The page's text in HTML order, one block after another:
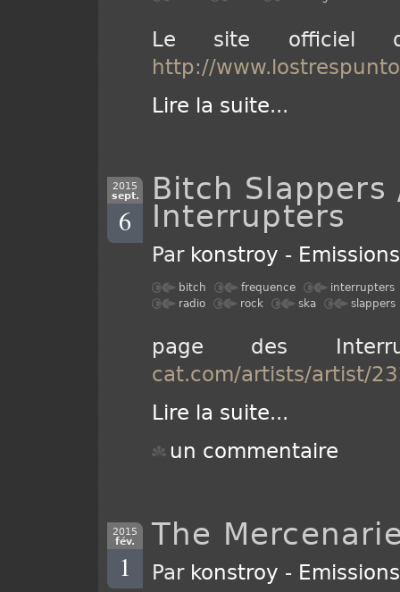
Le site officiel
http://
Lire la suite...
2015
sept.
6
Bitch Slappers
Interrupters
Par konstroy -
bitch frequence
interrupters
radio
rock ska slappers
page des
cat.com/artists/artist/
Lire la suite...
un commentaire
2015
fév.
1
The
Par konstroy -